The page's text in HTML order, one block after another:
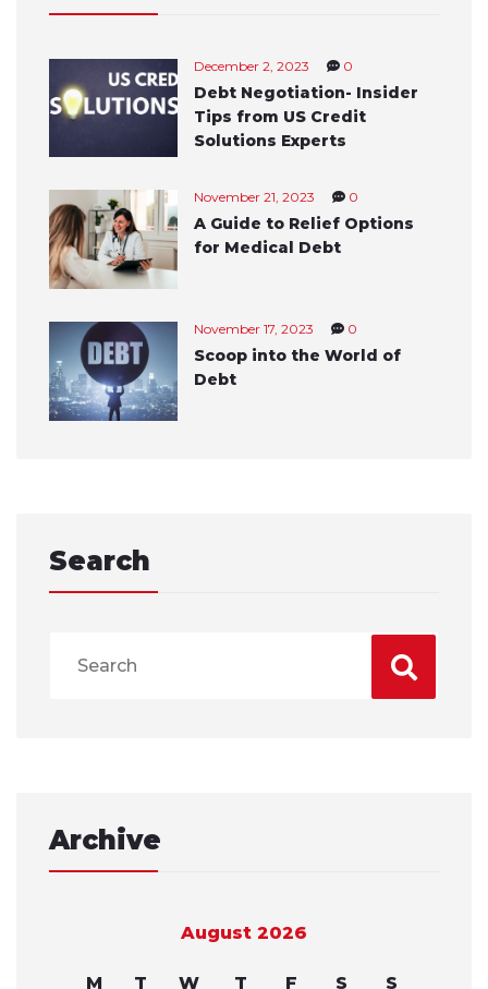
December 2, 2023 0
Debt Negotiation- Insider
Tips from US Credit
Solutions Experts
November 21, 2023 0
A Guide to Relief Options
for Medical Debt
November 17, 2023 0
Scoop into the World of
Debt
Search
Archive
August 2026
M T W T F S S